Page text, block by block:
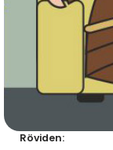
Röviden: